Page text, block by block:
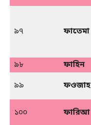
৯৭ ফাতেমা
৯৮
ফাহিন
৯৯
ফওজাহ
১০০
ফারিআ